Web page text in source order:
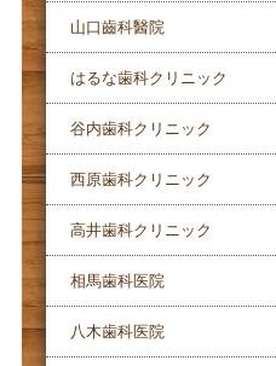
山口齒科醫院
はるな歯科クリニック
谷内歯科クリニック
西原歯科クリニック
高井歯科クリニック
相馬歯科医院
八木歯科医院